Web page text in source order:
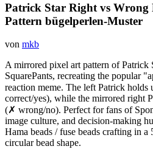
Patrick Star Right vs Wrong
Pattern bügelperlen-Muster
von mkb
A mirrored pixel art pattern of Patrick
SquarePants, recreating the popular
reaction meme. The left Patrick
correct/yes), while the mirrored right
(✗ wrong/no). Perfect for fans of
image culture, and decision-making
Hama beads / fuse beads crafting in
circular bead shape.